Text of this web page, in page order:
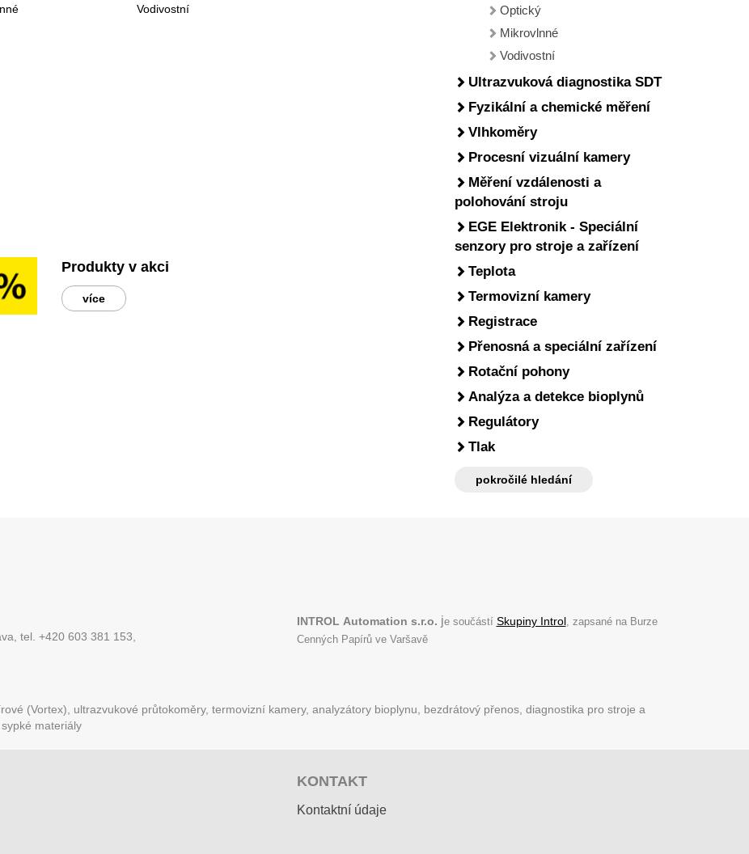
Optický
Mikrovlnné
Vodivostní
Ultrazvuková diagnostika SDT
Fyzikální a chemické měření
Vlhkoměry
Procesní vizuální kamery
Měření vzdálenosti a
polohování stroju
EGE Elektronik - Speciální
senzory pro stroje a zařízení
Teplota
Termovizní kamery
Registrace
Přenosná a speciální zařízení
Rotační pohony
Analýza a detekce bioplynů
Regulátory
Tlak
pokročilé hledání
Vodivostní
Produkty v akci
více
tel. +420 603 381 153,
INTROL Automation s.r.o. je součástí Skupiny Introl, zapsané na Burze
Cenných Papírů ve Varšavě
(Vortex), ultrazvukové průtokoměry, termovizní kamery, analyzátory bioplynu, bezdrátový přenos, diagnostika pro stroje a
materiály
KONTAKT
Kontaktní údaje